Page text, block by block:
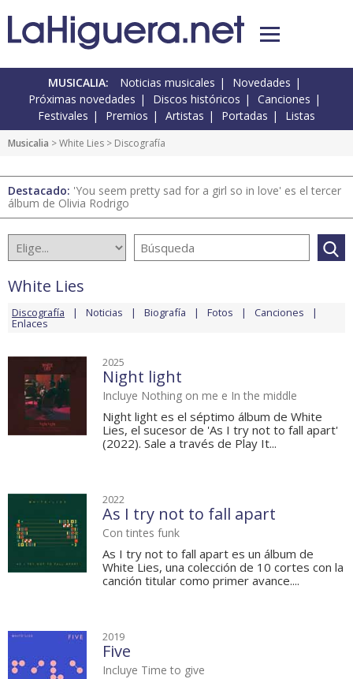
MUSICALIA: Noticias musicales
Novedades
Próximas novedades
Discos históricos
Canciones
Festivales
Premios Artistas Portadas Listas
Musicalia >White Lies > Discografía
Destacado: 'You seem pretty sad for a girl so in love' es el tercer
álbum de Olivia Rodrigo
White Lies
Discografía Noticias Biografía Fotos Canciones
Enlaces
2025
Night light
Incluye Nothing on me e In the middle
Night light es el séptimo álbum de White
Lies, el sucesor de 'As I try not to fall apart'
(2022). Sale a través de Play It...
2022
As I try not to fall apart
Con tintes funk
As I try not to fall apart es un álbum de
White Lies, una colección de 10 cortes con la
canción titular como primer avance....
2019
Five
Incluye Time to give